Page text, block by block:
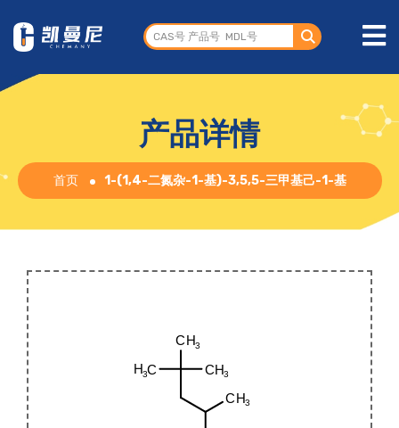
产品详情
首页 1-(1,4-二氮杂-1-基)-3,5,5-三甲基己-1-基